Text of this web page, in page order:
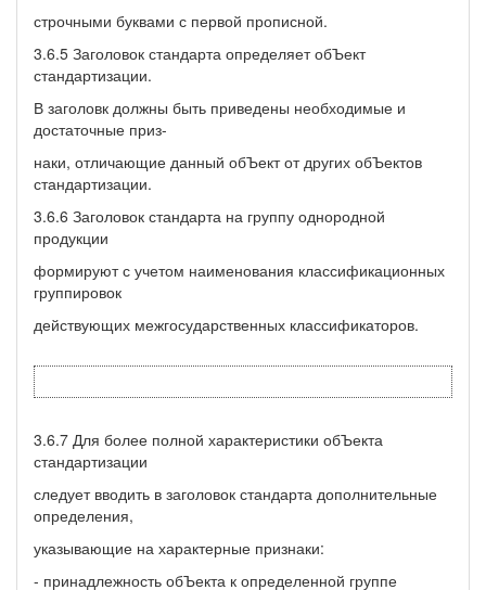
строчными буквами с первой прописной.
3.6.5 Заголовок стандарта определяет обЪект
стандартизации.
В заголовк должны быть приведены необходимые и
достаточные приз-
наки, отличающие данный обЪект от других обЪектов
стандартизации.
3.6.6 Заголовок стандарта на группу однородной
продукции
формируют с учетом наименования классификационных
группировок
действующих межгосударственных классификаторов.
3.6.7 Для более полной характеристики обЪекта
стандартизации
следует вводить в заголовок стандарта дополнительные
определения,
указывающие на характерные признаки:
- принадлежность обЪекта к определенной группе